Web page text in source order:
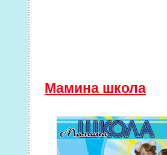
Мамина школа